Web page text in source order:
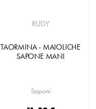
RUDY
TAORMINA - MAIOLICHE
SAPONE MANI
Saponi